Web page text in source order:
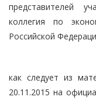
представителей
коллегия по
Российской
как следует из
20.11.2015 на